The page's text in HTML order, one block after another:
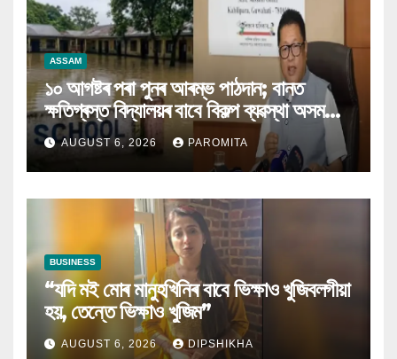
ASSAM
১০ আগষ্টৰ পৰা পুনৰ আৰম্ভ পাঠদান; বানত
ক্ষতিগ্ৰস্ত বিদ্যালয়ৰ বাবে বিকল্প ব্যৱস্থা অসম
চৰকাৰৰ
AUGUST 6, 2026 PAROMITA
BUSINESS
“যদি মই মোৰ মানুহখিনিৰ বাবে ভিক্ষাও খুজিবলগীয়া
হয়, তেন্তে ভিক্ষাও খুজিম”
AUGUST 6, 2026 DIPSHIKHA